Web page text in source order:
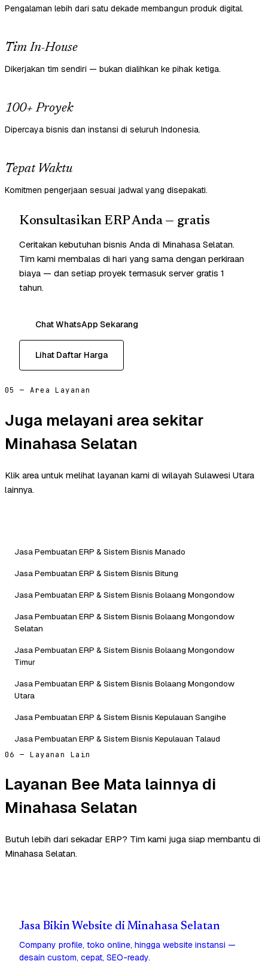
Pengalaman lebih dari satu dekade membangun produk digital.
Tim In-House
Dikerjakan tim sendiri — bukan dialihkan ke pihak ketiga.
100+ Proyek
Dipercaya bisnis dan instansi di seluruh Indonesia.
Tepat Waktu
Komitmen pengerjaan sesuai jadwal yang disepakati.
Konsultasikan ERP Anda — gratis
Ceritakan kebutuhan bisnis Anda di Minahasa Selatan.
Tim kami membalas di hari yang sama dengan perkiraan
biaya — dan setiap proyek termasuk server gratis 1
tahun.
Chat WhatsApp Sekarang
Lihat Daftar Harga
05 — Area Layanan
Juga melayani area sekitar
Minahasa Selatan
Klik area untuk melihat layanan kami di wilayah Sulawesi Utara
lainnya.
Jasa Pembuatan ERP & Sistem Bisnis Manado
Jasa Pembuatan ERP & Sistem Bisnis Bitung
Jasa Pembuatan ERP & Sistem Bisnis Bolaang Mongondow
Jasa Pembuatan ERP & Sistem Bisnis Bolaang Mongondow
Selatan
Jasa Pembuatan ERP & Sistem Bisnis Bolaang Mongondow
Timur
Jasa Pembuatan ERP & Sistem Bisnis Bolaang Mongondow
Utara
Jasa Pembuatan ERP & Sistem Bisnis Kepulauan Sangihe
Jasa Pembuatan ERP & Sistem Bisnis Kepulauan Talaud
06 — Layanan Lain
Layanan Bee Mata lainnya di
Minahasa Selatan
Butuh lebih dari sekadar ERP? Tim kami juga siap membantu di
Minahasa Selatan.
Jasa Bikin Website di Minahasa Selatan
Company profile, toko online, hingga website instansi —
desain custom, cepat, SEO-ready.